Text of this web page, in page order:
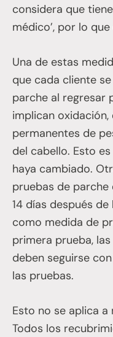
considera que
médico’, por lo
Una de estas
que cada cliente
parche al regresar
implican
permanentes de
del cabello. Esto
haya cambiado.
pruebas de parche
14 días después
como medida de
primera prueba,
deben seguirse
las pruebas.
Esto no se aplica a
Todos los